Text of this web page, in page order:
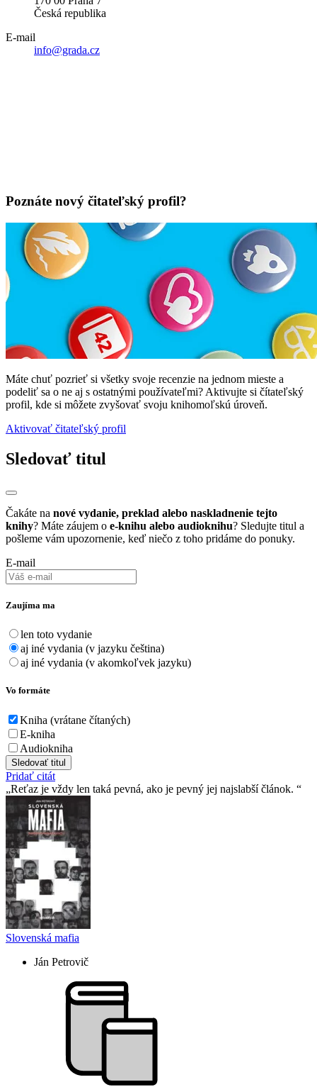
Česká republika
E-mail
info@grada.cz
Poznáte nový čitateľský profil?
Máte chuť pozrieť si všetky svoje recenzie na jednom mieste a
podeliť sa o ne aj s ostatnými používateľmi? Aktivujte si čítateľský
profil, kde si môžete zvyšovať svoju knihomoľskú úroveň.
Aktivovať čitateľský profil
Sledovať titul
Čakáte na nové vydanie, preklad alebo naskladnenie tejto
knihy? Máte záujem o e-knihu alebo audioknihu? Sledujte titul a
pošleme vám upozornenie, keď niečo z toho pridáme do ponuky.
E-mail
Zaujíma ma
len toto vydanie
aj iné vydania (v jazyku čeština)
aj iné vydania (v akomkoľvek jazyku)
Vo formáte
Kniha (vrátane čítaných)
E-kniha
Audiokniha
Sledovať titul
Pridať citát
Reťaz je vždy len taká pevná, ako je pevný jej najslabší­ článok.
Slovenská mafia
Ján Petrovič